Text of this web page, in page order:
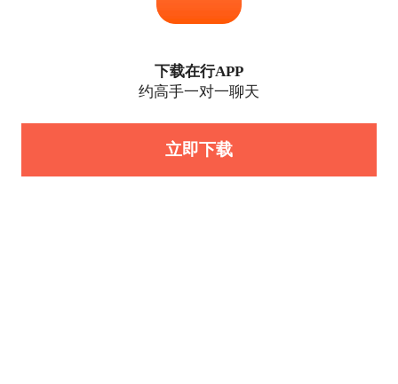
下载在行APP
约高手一对一聊天
立即下载